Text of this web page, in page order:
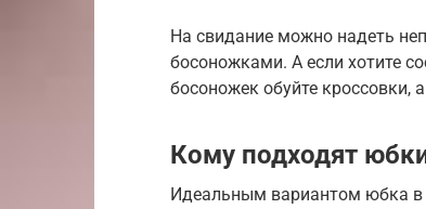
На свидание можно надеть
босоножками. А если хотите
босоножек обуйте
Кому подходят
Идеальным вариантом юбка в